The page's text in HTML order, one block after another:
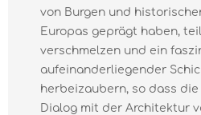
von Burgen und
Europas geprägt haben,
verschmelzen und ein
aufeinanderliegender
herbeizaubern, so dass
Dialog mit der Architektur